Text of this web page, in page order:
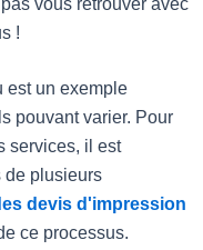
!
est un exemple
pouvant varier. Pour
services, il est
de plusieurs
devis d'impression
ce processus.